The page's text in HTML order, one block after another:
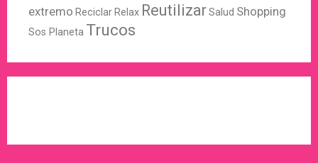
extremo Reciclar Relax ReutilizarSalud Shopping
Sos Planeta Trucos